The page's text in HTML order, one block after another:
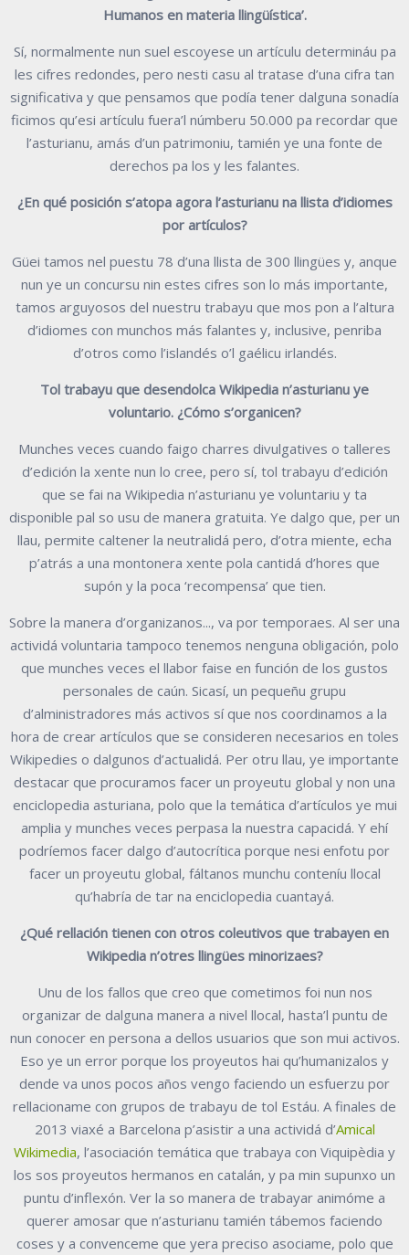
Humanos en materia llingüística’.
Sí, normalmente nun suel escoyese un artículu determináu pa
les cifres redondes, pero nesti casu al tratase d’una cifra tan
significativa y que pensamos que podía tener dalguna sonadía
ficimos qu’esi artículu fuera’l númberu 50.000 pa recordar que
l’asturianu, amás d’un patrimoniu, tamién ye una fonte de
derechos pa los y les falantes.
¿En qué posición s’atopa agora l’asturianu na llista d’idiomes
por artículos?
Güei tamos nel puestu 78 d’una llista de 300 llingües y, anque
nun ye un concursu nin estes cifres son lo más importante,
tamos arguyosos del nuestru trabayu que mos pon a l’altura
d’idiomes con munchos más falantes y, inclusive, penriba
d’otros como l’islandés o’l gaélicu irlandés.
Tol trabayu que desendolca Wikipedia n’asturianu ye
voluntario. ¿Cómo s’organicen?
Munches veces cuando faigo charres divulgatives o talleres
d’edición la xente nun lo cree, pero sí, tol trabayu d’edición
que se fai na Wikipedia n’asturianu ye voluntariu y ta
disponible pal so usu de manera gratuita. Ye dalgo que, per un
llau, permite caltener la neutralidá pero, d’otra miente, echa
p’atrás a una montonera xente pola cantidá d’hores que
supón y la poca ‘recompensa’ que tien.
Sobre la manera d’organizanos..., va por temporaes. Al ser una
actividá voluntaria tampoco tenemos nenguna obligación, polo
que munches veces el llabor faise en función de los gustos
personales de caún. Sicasí, un pequeñu grupu
d’alministradores más activos sí que nos coordinamos a la
hora de crear artículos que se consideren necesarios en toles
Wikipedies o dalgunos d’actualidá. Per otru llau, ye importante
destacar que procuramos facer un proyeutu global y non una
enciclopedia asturiana, polo que la temática d’artículos ye mui
amplia y munches veces perpasa la nuestra capacidá. Y ehí
podríemos facer dalgo d’autocrítica porque nesi enfotu por
facer un proyeutu global, fáltanos munchu conteníu llocal
qu’habría de tar na enciclopedia cuantayá.
¿Qué rellación tienen con otros coleutivos que trabayen en
Wikipedia n’otres llingües minorizaes?
Unu de los fallos que creo que cometimos foi nun nos
organizar de dalguna manera a nivel llocal, hasta’l puntu de
nun conocer en persona a dellos usuarios que son mui activos.
Eso ye un error porque los proyeutos hai qu’humanizalos y
dende va unos pocos años vengo faciendo un esfuerzu por
rellacioname con grupos de trabayu de tol Estáu. A finales de
2013 viaxé a Barcelona p’asistir a una actividá d’Amical
Wikimedia, l’asociación temática que trabaya con Viquipèdia y
los sos proyeutos hermanos en catalán, y pa min supunxo un
puntu d’inflexón. Ver la so manera de trabayar animóme a
querer amosar que n’asturianu tamién tábemos faciendo
coses y a convenceme que yera preciso asociame, polo que